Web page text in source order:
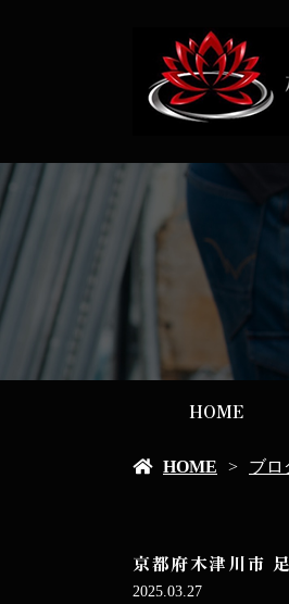
HOME
HOME ブロ
京都府木津川市
2025.03.27